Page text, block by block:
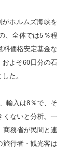
ホルムズ海峡を
、全体では5％程
料価格安定基金な
およそ60日分の石
た。
輸入は8％で、そ
くないと分析。一
商務省が民間と連
旅行者・観光客は